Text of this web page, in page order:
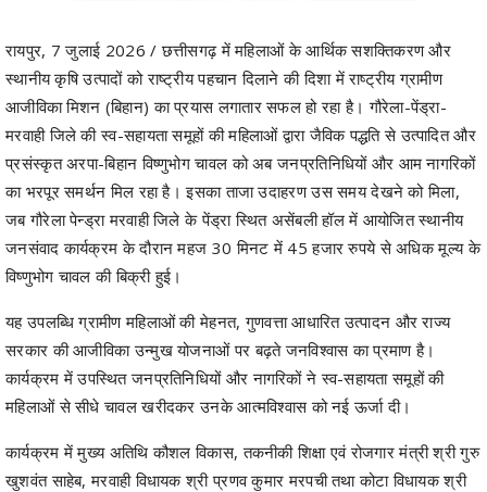
रायपुर, 7 जुलाई 2026 / छत्तीसगढ़ में महिलाओं के आर्थिक सशक्तिकरण और
स्थानीय कृषि उत्पादों को राष्ट्रीय पहचान दिलाने की दिशा में राष्ट्रीय ग्रामीण
आजीविका मिशन (बिहान) का प्रयास लगातार सफल हो रहा है। गौरेला-पेंड्रा-
मरवाही जिले की स्व-सहायता समूहों की महिलाओं द्वारा जैविक पद्धति से उत्पादित और
प्रसंस्कृत अरपा-बिहान विष्णुभोग चावल को अब जनप्रतिनिधियों और आम नागरिकों
का भरपूर समर्थन मिल रहा है। इसका ताजा उदाहरण उस समय देखने को मिला,
जब गौरेला पेन्ड्रा मरवाही जिले के पेंड्रा स्थित असेंबली हॉल में आयोजित स्थानीय
जनसंवाद कार्यक्रम के दौरान महज 30 मिनट में 45 हजार रुपये से अधिक मूल्य के
विष्णुभोग चावल की बिक्री हुई।
यह उपलब्धि ग्रामीण महिलाओं की मेहनत, गुणवत्ता आधारित उत्पादन और राज्य
सरकार की आजीविका उन्मुख योजनाओं पर बढ़ते जनविश्वास का प्रमाण है।
कार्यक्रम में उपस्थित जनप्रतिनिधियों और नागरिकों ने स्व-सहायता समूहों की
महिलाओं से सीधे चावल खरीदकर उनके आत्मविश्वास को नई ऊर्जा दी।
कार्यक्रम में मुख्य अतिथि कौशल विकास, तकनीकी शिक्षा एवं रोजगार मंत्री श्री गुरु
खुशवंत साहेब, मरवाही विधायक श्री प्रणव कुमार मरपची तथा कोटा विधायक श्री